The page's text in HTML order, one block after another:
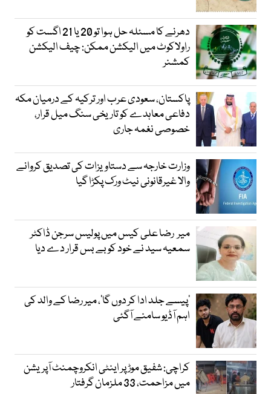
دھرنے کا مسئلہ حل ہوا تو 20 یا 21 اگست کو
راولاکوٹ میں الیکشن ممکن: چیف الیکشن
کمشنر
پاکستان، سعودی عرب اور ترکیہ کے درمیان مکہ
دفاعی معاہدے کو تاریخی سنگ میل قرار،
خصوصی نغمہ جاری
وزارت خارجہ سے دستاویزات کی تصدیق کروانے
والا غیرقانونی نیٹ ورک پکڑا گیا
میر رضا علی کیس میں پولیس سرجن ڈاکٹر
سمعیہ سید نے خود کو بے بس قرار دے دیا
’پیسے جلد ادا کر دوں گا‘، میر رضا کے والد کی
اہم آڈیو سامنے آگئی
کراچی: شفیق موڑ پر اینٹی انکروچمنٹ آپریشن
میں مزاحمت، 33 ملزمان گرفتار